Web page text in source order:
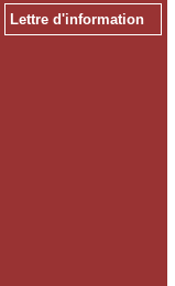
Lettre d'information